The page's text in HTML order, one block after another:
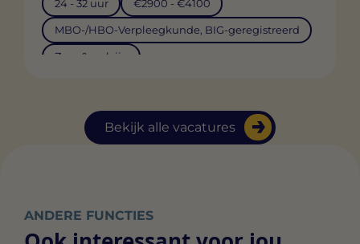
Bekijk alle vacatures
24 - 32 uur €2900 - €4100
MBO-/HBO-Verpleegkunde, BIG-geregistreerd
Zorg & welzijn
ANDERE FUNCTIES